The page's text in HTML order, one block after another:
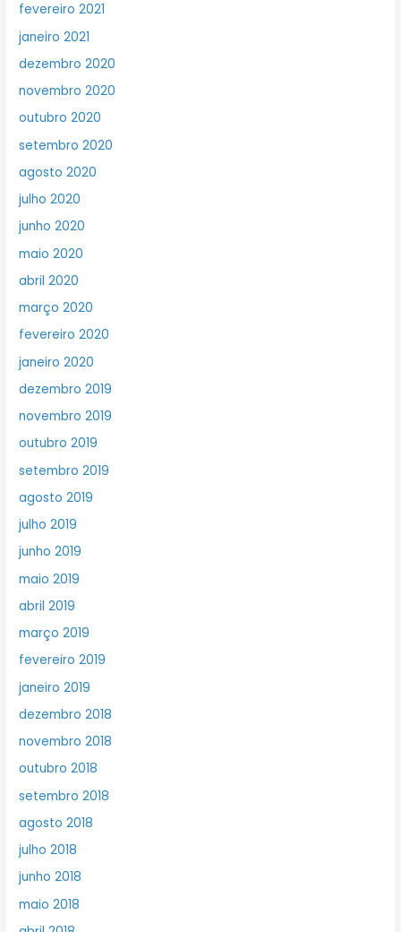
fevereiro 2021
janeiro 2021
dezembro 2020
novembro 2020
outubro 2020
setembro 2020
agosto 2020
julho 2020
junho 2020
maio 2020
abril 2020
março 2020
fevereiro 2020
janeiro 2020
dezembro 2019
novembro 2019
outubro 2019
setembro 2019
agosto 2019
julho 2019
junho 2019
maio 2019
abril 2019
março 2019
fevereiro 2019
janeiro 2019
dezembro 2018
novembro 2018
outubro 2018
setembro 2018
agosto 2018
julho 2018
junho 2018
maio 2018